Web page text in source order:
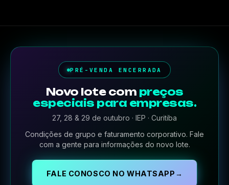
PRÉ-VENDA ENCERRADA
Novo lote com preços
especiais para empresas.
27, 28 & 29 de outubro · IEP · Curitiba
Condições de grupo e faturamento corporativo. Fale
com a gente para informações do novo lote.
FALE CONOSCO NO WHATSAPP →